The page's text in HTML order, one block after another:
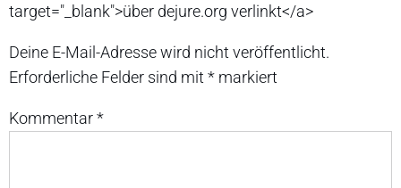
target="_blank">über dejure.org verlinkt</a>
Deine E-Mail-Adresse wird nicht veröffentlicht.
Erforderliche Felder sind mit * markiert
Kommentar*